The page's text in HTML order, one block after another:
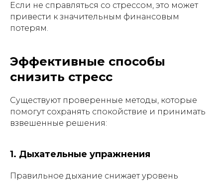
Если не справляться со стрессом, это может
привести к значительным финансовым
потерям.
Эффективные способы
снизить стресс
Существуют проверенные методы, которые
помогут сохранять спокойствие и принимать
взвешенные решения:
1. Дыхательные упражнения
Правильное дыхание снижает уровень